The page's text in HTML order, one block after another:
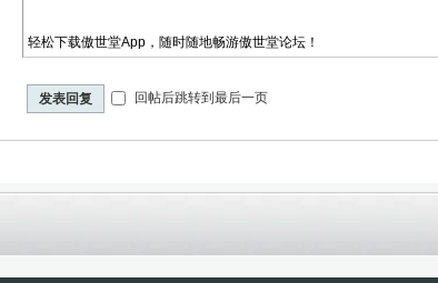
轻松下载傲世堂App，随时随地畅游傲世堂论坛！
发表回复 回帖后跳转到最后一页